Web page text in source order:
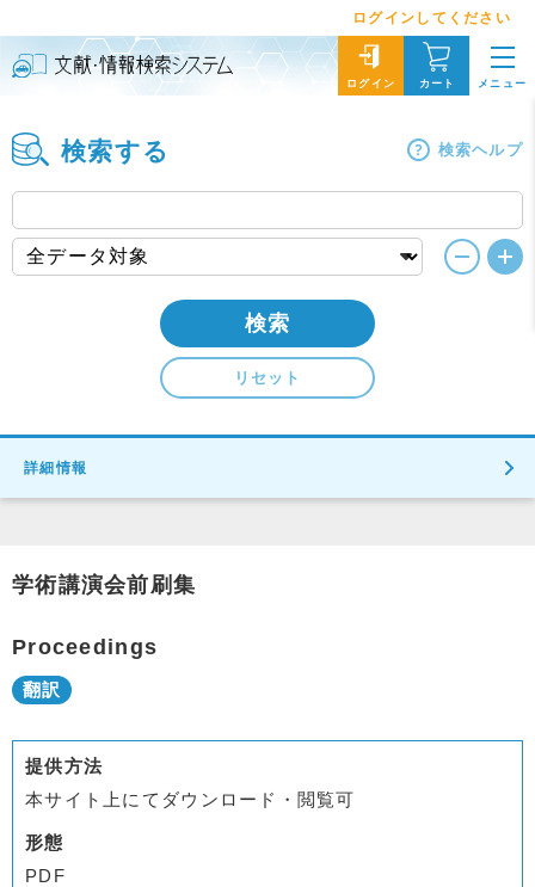
ログインしてください
ログイン カート メニュー
検索する 検索ヘルプ
検索
リセット
詳細情報
学術講演会前刷集
Proceedings
提供方法
本サイト上にてダウンロード・閲覧可
形態
PDF